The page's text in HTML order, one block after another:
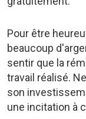
Pour être
beaucoup
sentir que la
travail réalisé.
son
une incitation à